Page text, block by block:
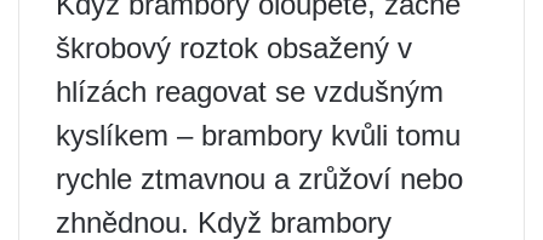
škrobový roztok obsažený v
hlízách reagovat se vzdušným
kyslíkem – brambory kvůli tomu
rychle ztmavnou a zrůžoví nebo
zhnědnou. Když brambory